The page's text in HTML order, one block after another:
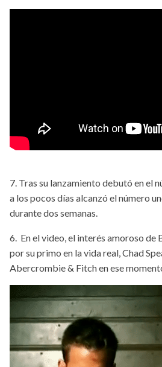
7. Tras su lanzamiento debutó en el
a los pocos días alcanzó el número
durante dos semanas.
6. En el video, el interés amoroso
por su primo en la vida real, Chad
Abercrombie & Fitch en ese